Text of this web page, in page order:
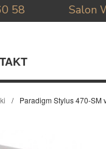
58 Salon
Paradigm Stylus 470-SM